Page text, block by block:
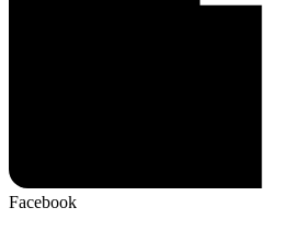
Facebook